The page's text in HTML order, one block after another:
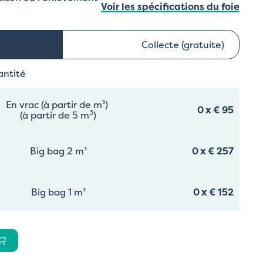
Voir les spécifications du foie
Collecte (gratuite)
En vrac (à partir de m³)
(à partir de 5 m3) 0x€ 95
Big bag 2 m³ 0x€ 257
Big bag 1 m³ 0x€ 152